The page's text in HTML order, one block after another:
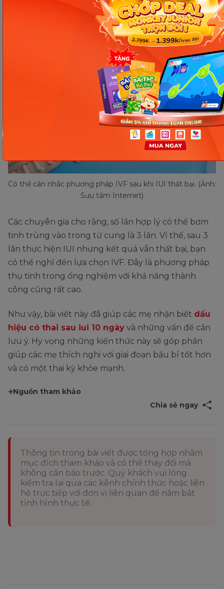
cũng không nên vì thế mà nản lòng trong hành
trình tìm con đến với cuộc sống này.
Có thể cân nhắc phương pháp IVF sau khi IUI thất bại. (Ảnh:
Sưu tầm Internet)
Các chuyên gia cho rằng, số lần hợp lý có thể bơm
tinh trùng vào trong tử cung là 3 lần. Vì thế, sau 3
lần thực hiện IUI nhưng kết quả vẫn thất bại, bạn
có thể nghĩ đến lựa chọn IVF. Đây là phương pháp
thụ tinh trong ống nghiệm với khả năng thành
công cũng rất cao.
Như vậy, bài viết này đã giúp các mẹ nhận biết dấu
hiệu có thai sau iui 10 ngày và những vấn đề cần
lưu ý. Hy vọng những kiến thức này sẽ góp phần
giúp các mẹ thích nghi với giai đoạn bầu bí tốt hơn
và có một thai kỳ khỏe mạnh.
Nguồn tham khảo
Chia sẻ ngay
Thông tin trong bài viết được tổng hợp nhằm
mục đích tham khảo và có thể thay đổi mà
không cần báo trước. Quý khách vui lòng
kiểm tra lại qua các kênh chính thức hoặc liên
hệ trực tiếp với đơn vị liên quan để nắm bắt
tình hình thực tế.